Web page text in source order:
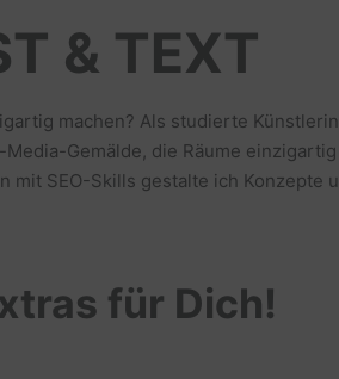
& TEXT
machen? Als studierte
Gemälde, die Räume einzigartig
SEO-Skills gestalte ich Konzepte
für Dich!